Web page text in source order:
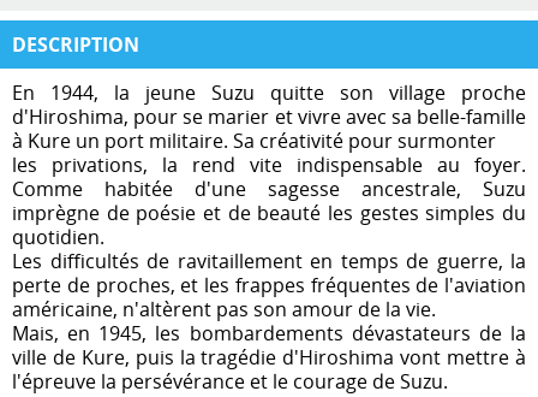
DESCRIPTION
En 1944, la jeune Suzu quitte son village proche
d'Hiroshima, pour se marier et vivre avec sa belle-famille
à Kure un port militaire. Sa créativité pour surmonter
les privations, la rend vite indispensable au foyer.
Comme habitée d'une sagesse ancestrale, Suzu
imprègne de poésie et de beauté les gestes simples du
quotidien.
Les difficultés de ravitaillement en temps de guerre, la
perte de proches, et les frappes fréquentes de l'aviation
américaine, n'altèrent pas son amour de la vie.
Mais, en 1945, les bombardements dévastateurs de la
ville de Kure, puis la tragédie d'Hiroshima vont mettre à
l'épreuve la persévérance et le courage de Suzu.